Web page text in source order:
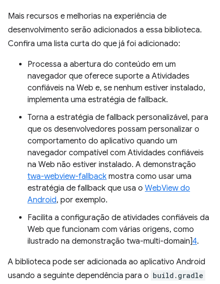
Mais recursos e melhorias na experiência de
desenvolvimento serão adicionados a essa biblioteca.
Confira uma lista curta do que já foi adicionado:
Processa a abertura do conteúdo em um
navegador que oferece suporte a Atividades
confiáveis na Web e, se nenhum estiver instalado,
implementa uma estratégia de fallback.
Torna a estratégia de fallback personalizável, para
que os desenvolvedores possam personalizar o
comportamento do aplicativo quando um
navegador compatível com Atividades confiáveis
na Web não estiver instalado. A demonstração
twa-webview-fallback mostra como usar uma
estratégia de fallback que usa o WebView do
Android, por exemplo.
Facilita a configuração de atividades confiáveis da
Web que funcionam com várias origens, como
ilustrado na demonstração twa-multi-domain]4.
A biblioteca pode ser adicionada ao aplicativo Android
usando a seguinte dependência para o build.gradle